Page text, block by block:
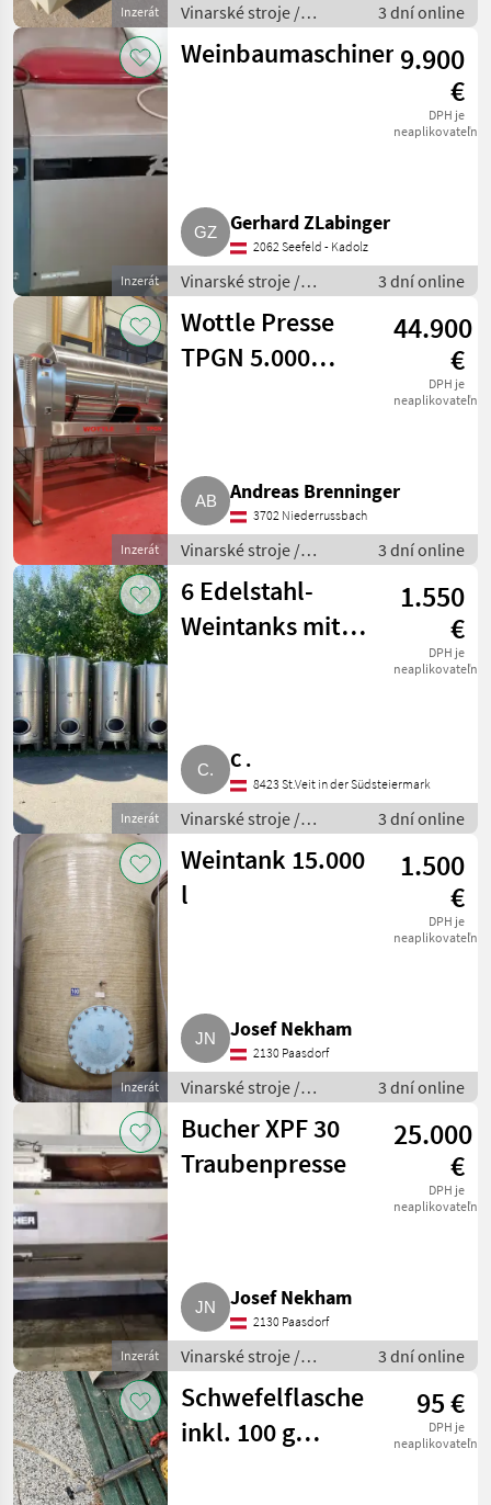
Inzerát
Vinarské stroje /
Pivničné stroje
3 dní online
Inzerát
Weinbaumaschinen 9.900
€
DPH je
neaplikovateľné
Gerhard ZLabinger
2062 Seefeld - Kadolz
Vinarské stroje /
Pivničné stroje
3 dní online
Inzerát
Wottle Presse
TPGN 5.000
44.900
€
DPH je
neaplikovateľné
Andreas Brenninger
3702 Niederrussbach
Vinarské stroje /
Pivničné stroje
3 dní online
Inzerát
6 Edelstahl-
Weintanks mit
1.550
€
DPH je
neaplikovateľné
C .
8423 St.Veit in der Südsteiermark
Vinarské stroje /
Pivničné stroje
3 dní online
Inzerát
Weintank 15.000
l
1.500
€
DPH je
neaplikovateľné
Josef Nekham
2130 Paasdorf
Vinarské stroje /
Pivničné stroje
3 dní online
Inzerát
Bucher XPF 30
Traubenpresse
25.000
€
DPH je
neaplikovateľné
Josef Nekham
2130 Paasdorf
Vinarské stroje /
Pivničné stroje
3 dní online
Schwefelflasche
inkl. 100 g
95 €
DPH je
neaplikovateľné